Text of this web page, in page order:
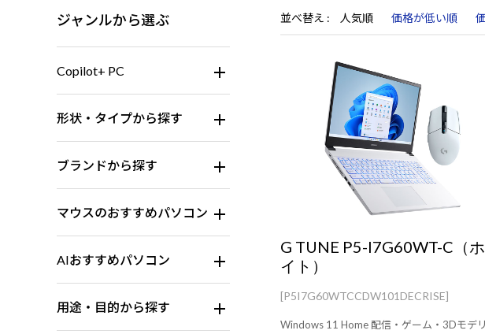
ジャンルから選ぶ
Copilot+ PC
形状・タイプから探す
ブランドから探す
マウスのおすすめパソコン
AIおすすめパソコン
用途・目的から探す
並べ替え 人気順 価格が低い順
G TUNE P5-I7G60WT-C（
イト）
[P5I7G60WTCCDW101DECRISE]
Windows 11 Home 配信・ゲーム・3Dモデ